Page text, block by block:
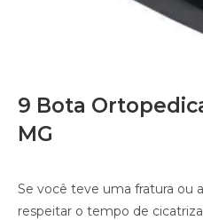
9 Bota
MG
Se você teve uma fratura ou
respeitar o tempo de